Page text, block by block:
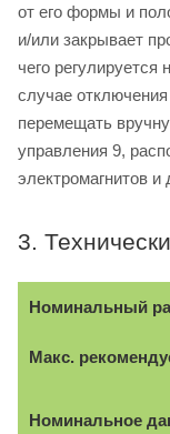
от его формы и
и/или закрывает
чего регулируется
случае
перемещать
управления 9,
электромагнитов
3.
Номинальный
Макс.
Номинальное